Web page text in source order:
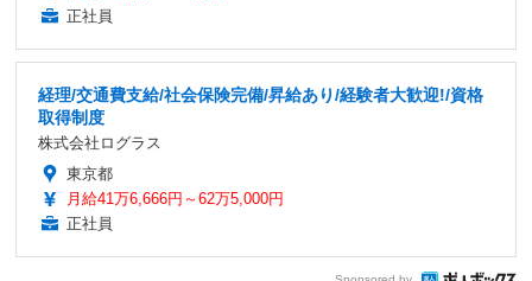
正社員
経理/交通費支給/社会保険完備/昇給あり/経験者大歓迎!/資格
取得制度
株式会社ログラス
東京都
月給41万6,666円～62万5,000円
正社員